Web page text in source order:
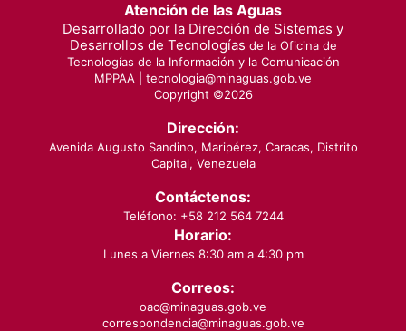
Atención de las Aguas
Desarrollado por la Dirección de Sistemas y
Desarrollos de Tecnologías de la Oficina de
Tecnologías de la Información y la Comunicación
MPPAA | tecnologia@minaguas.gob.ve
Copyright ©2026
Dirección:
Avenida Augusto Sandino, Maripérez, Caracas, Distrito
Capital, Venezuela
Contáctenos:
Teléfono: +58 212 564 7244
Horario:
Lunes a Viernes 8:30 am a 4:30 pm
Correos:
oac@minaguas.gob.ve
correspondencia@minaguas.gob.ve